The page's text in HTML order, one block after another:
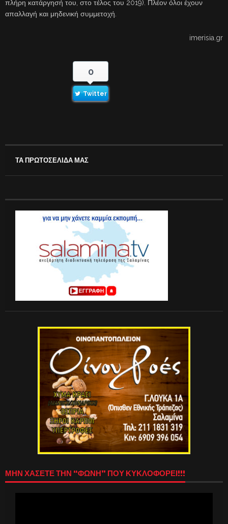
πλήρη κατάργησή του, στο τέλος του 2019). Πλέον όλοι έχουν
απαλλαγή και μηδενική συμμετοχή.
imerisia.gr
0
Twitter
ΤΑ ΠΡΩΤΟΣΕΛΙΔΑ ΜΑΣ
ΜΗΝ ΧΑΣΕΤΕ ΤΗΝ “ΦΩΝΗ” ΠΟΥ ΚΥΚΛΟΦΟΡΕΙ!!!